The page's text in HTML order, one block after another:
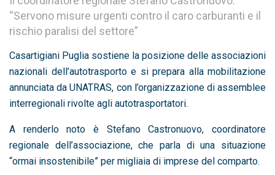
“Servono misure urgenti contro il caro carburanti e il
rischio paralisi del settore”
Casartigiani Puglia sostiene la posizione delle associazioni
nazionali dell’autotrasporto e si prepara alla mobilitazione
annunciata daUNATRAS, con l’organizzazione di assemblee
interregionali rivolte agli autotrasportatori.
A renderlo noto è Stefano Castronuovo, coordinatore
regionale dell’associazione, che parla di una situazione
“ormai insostenibile” per migliaia di imprese del comparto.